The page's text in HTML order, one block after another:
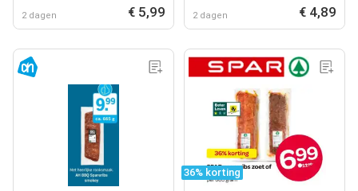
2 dagen € 5,99 2 dagen € 4,89
36% korting